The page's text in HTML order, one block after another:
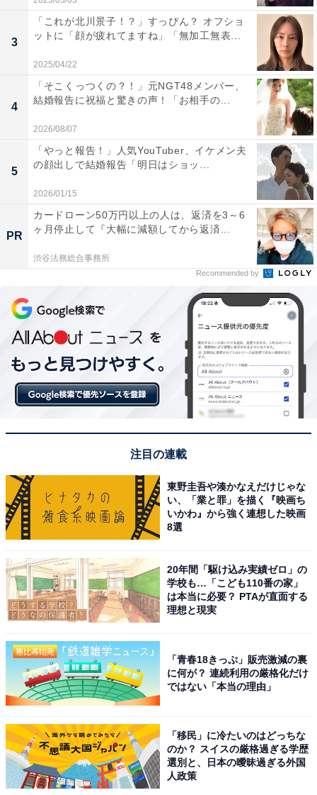
3
「これが北川景子！？」すっぴん？ オフショ
ットに「顔が疲れてますね」「無加工無表...
2025/04/22
4
「そこくっつくの？！」元NGT48メンバー、
結婚報告に祝福と驚きの声！「お相手の...
2026/08/07
5
「やっと報告！」人気YouTuber、イケメン夫
の顔出しで結婚報告「明日はショッ...
2026/01/15
PR
カードローン50万円以上の人は、返済を3～6
ヶ月停止して『大幅に減額してから返済...
渋谷法務総合事務所
Recommended by
注目の連載
東野圭吾や湊かなえだけじゃな
い、「業と罪」を描く『映画ち
いかわ』から強く連想した映画
8選
20年間「駆け込み実績ゼロ」の
学校も…「こども110番の家」
は本当に必要？ PTAが直面する
理想と現実
「青春18きっぷ」販売激減の裏
に何が？ 連続利用の厳格化だけ
ではない「本当の理由」
「移民」に冷たいのはどっちな
のか？ スイスの厳格過ぎる学歴
選別と、日本の曖昧過ぎる外国
人政策